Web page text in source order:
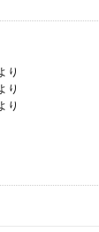
り
り
り